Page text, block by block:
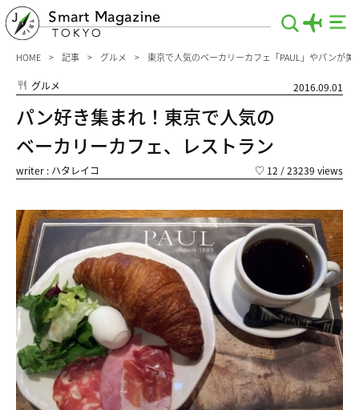
Smart Magazine
TOKYO
HOME 記事 グルメ 東京で人気のベーカリーカフェ「PAUL」やパンが美
グルメ 2016.09.01
パン好き集まれ！東京で人気の
ベーカリーカフェ、レストラン
writer : ハタレイコ ♡ 12 / 23239 views